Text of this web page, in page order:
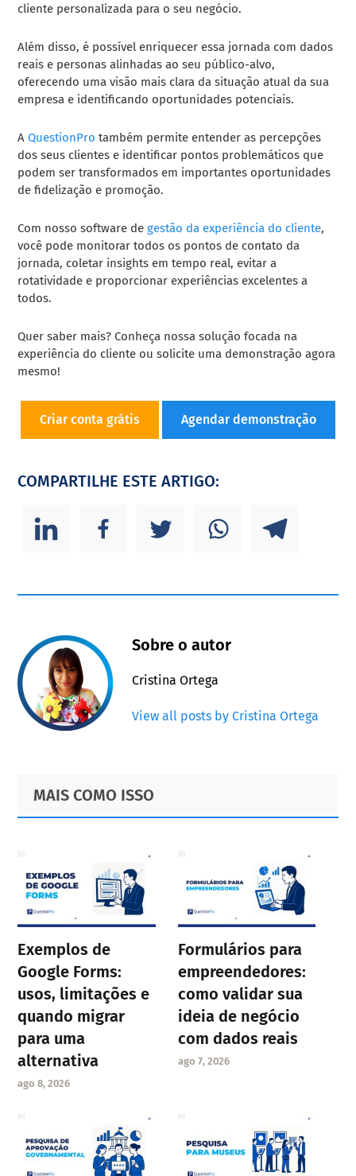
cliente personalizada para o seu negócio.
Além disso, é possível enriquecer essa jornada com dados
reais e personas alinhadas ao seu público-alvo,
oferecendo uma visão mais clara da situação atual da sua
empresa e identificando oportunidades potenciais.
AQuestionPro também permite entender as percepções
dos seus clientes e identificar pontos problemáticos que
podem ser transformados em importantes oportunidades
de fidelização e promoção.
Com nosso software degestão da experiência do cliente,
você pode monitorar todos os pontos de contato da
jornada, coletar insights em tempo real, evitar a
rotatividade e proporcionar experiências excelentes a
todos.
Quer saber mais? Conheça nossa solução focada na
experiência do cliente ou solicite uma demonstração agora
mesmo!
Criar conta grátis Agendar demonstração
COMPARTILHE ESTE ARTIGO:
Sobre o autor
Cristina Ortega
View all posts by Cristina Ortega
Primary
Sidebar
Footer
MAIS COMO ISSO
Exemplos de
Google Forms:
usos, limitações e
quando migrar
para uma
alternativa
ago 8, 2026
Formulários para
empreendedores:
como validar sua
ideia de negócio
com dados reais
ago 7, 2026